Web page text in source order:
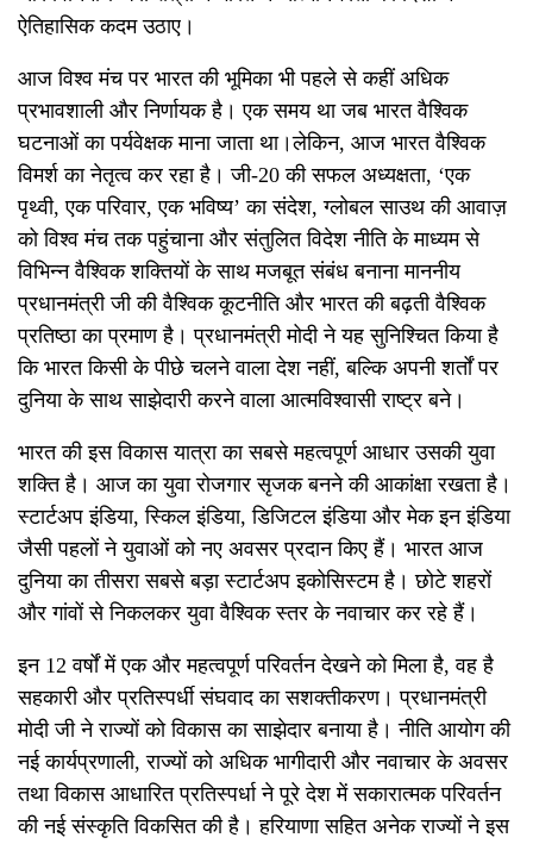
ऐतिहासिक कदम उठाए।
आज विश्व मंच पर भारत की भूमिका भी पहले से कहीं अधिक
प्रभावशाली और निर्णायक है। एक समय था जब भारत वैश्विक
घटनाओं का पर्यवेक्षक माना जाता था।लेकिन, आज भारत वैश्विक
विमर्श का नेतृत्व कर रहा है। जी-20की सफल अध्यक्षता, ‘एक
पृथ्वी,एक परिवार,एक भविष्य’ का संदेश,ग्लोबल साउथ की आवाज़
को विश्व मंच तक पहुंचाना और संतुलित विदेश नीति के माध्यम से
विभिन्न वैश्विक शक्तियों के साथ मजबूत संबंध बनाना माननीय
प्रधानमंत्री जी की वैश्विक कूटनीति और भारत की बढ़ती वैश्विक
प्रतिष्ठा का प्रमाण है। प्रधानमंत्री मोदी ने यह सुनिश्चित किया है
कि भारत किसी के पीछे चलने वाला देश नहीं,बल्कि अपनी शर्तों पर
दुनिया के साथ साझेदारी करने वाला आत्मविश्वासी राष्ट्र बने।
भारत की इस विकास यात्रा का सबसे महत्वपूर्ण आधार उसकी युवा
शक्ति है। आज का युवा रोजगार सृजक बनने की आकांक्षा रखता है।
स्टार्टअप इंडिया,स्किल इंडिया,डिजिटल इंडिया और मेक इन इंडिया
जैसी पहलों ने युवाओं को नए अवसर प्रदान किए हैं। भारत आज
दुनिया का तीसरा सबसे बड़ा स्टार्टअप इकोसिस्टम है। छोटे शहरों
और गांवों से निकलकर युवा वैश्विक स्तर के नवाचार कर रहे हैं।
इन 12वर्षों में एक और महत्वपूर्ण परिवर्तन देखने को मिला है, वह है
सहकारी और प्रतिस्पर्धी संघवाद का सशक्तीकरण। प्रधानमंत्री
मोदीजीने राज्यों को विकास का साझेदार बनाया है। नीति आयोग की
नईकार्यप्रणाली,राज्यों को अधिक भागीदारी और नवाचार के अवसर
तथा विकास आधारित प्रतिस्पर्धा ने पूरे देश में सकारात्मक परिवर्तन
की नई संस्कृति विकसित की है। हरियाणा सहित अनेक राज्यों ने इस